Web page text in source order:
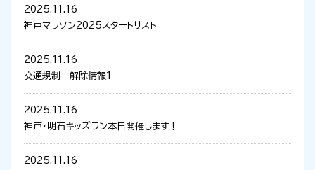
2025.11.16
神戸マラソン2025スタートリスト
2025.11.16
交通規制 解除情報1
2025.11.16
神戸・明石キッズラン本日開催します！
2025.11.16